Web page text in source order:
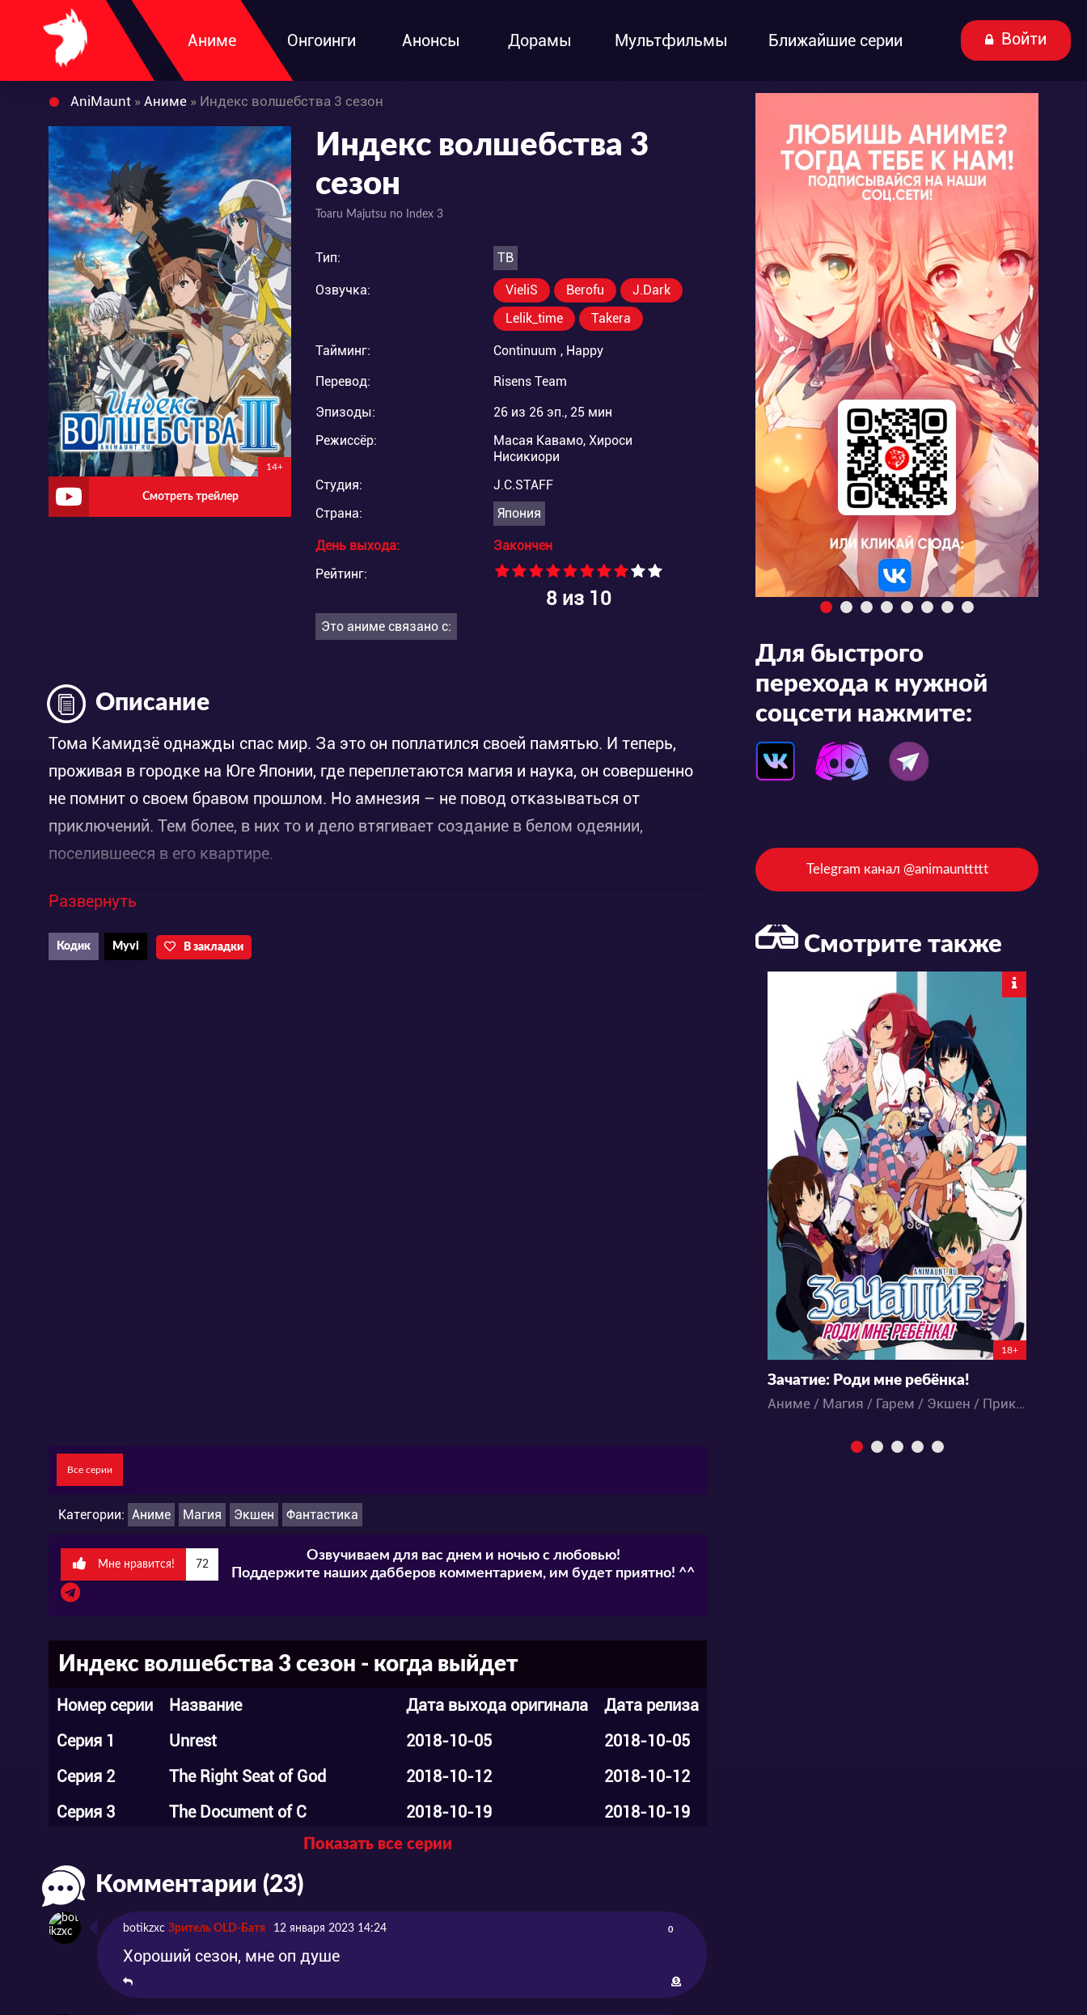
Аниме Онгоинги Анонсы Дорамы Мультфильмы Ближайшие серии Войти
AniMaunt » Аниме » Индекс волшебства 3 сезон
14+
Смотреть трейлер
Индекс волшебства 3
сезон
Toaru Majutsu no Index 3
Тип: ТВ
Озвучка: VieliS Berofu
J.Dark
Lelik_time
Takera
Тайминг: Continuum , Happy
Перевод:
Risens Team
Эпизоды:
26 из 26 эп., 25 мин
Режиссёр:
Масая Кавамо, Хироси
Нисикиори
Студия:
J.C.STAFF
Страна:
Япония
День выхода:
Закончен
Рейтинг:
8из 10
Это аниме связано с:
Описание
Тома Камидзё однажды спас мир. За это он поплатился своей памятью. И теперь,
проживая в городке на Юге Японии, где переплетаются магия и наука, он совершенно
не помнит о своем бравом прошлом. Но амнезия – не повод отказываться от
приключений. Тем более, в них то и дело втягивает создание в белом одеянии,
поселившееся в его квартире.
Заговорщики, коварные клирики, таинственные книги, английские рыцари и злобные
ученые – с кем только не встречался главный герой в первых двух частях! Кажется,
будто все так или иначе желают изменить или уничтожить человечество.
Развернуть
Кодик Myvi В закладки
Все серии
Категории: Аниме Магия Экшен Фантастика
Мне нравится! 72
Озвучиваем для вас днем и ночью с любовью!
Поддержите наших дабберов комментарием, им будет приятно! ^^
Индекс волшебства 3 сезон - когда выйдет
Номер серии Название Дата выхода оригинала
Дата релиза
Серия 1
Unrest 2018-10-05
2018-10-05
Серия 2
The Right Seat of God 2018-10-12
2018-10-12
Серия 3
The Document of C 2018-10-19
2018-10-19
The Dark Side of Academy City 2018-10-26
Серия 5
Dark Matter
Серия 6
Серия 7
Серия 8
Показать все серии
Комментарии (23)
botikzxc Зритель OLD-Батя 12 января 2023 14:24 0
Хороший сезон, мне оп душе
Для быстрого
перехода к нужной
соцсети нажмите:
Telegram канал @animaunttttt
Смотрите также
18+
Зачатие: Роди мне ребёнка!
Аниме / Магия / Гарем / Экшен / Приключения / Романтика / Фэнтези